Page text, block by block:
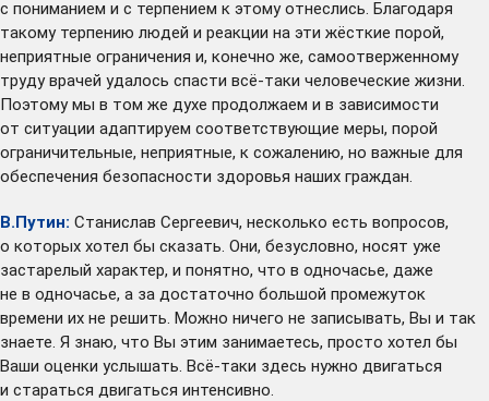
с пониманием и с терпением к этому отнеслись. Благодаря
такому терпению людей и реакции на эти жёсткие порой,
неприятные ограничения и, конечно же, самоотверженному
труду врачей удалось спасти всё-таки человеческие жизни.
Поэтому мы в том же духе продолжаем и в зависимости
от ситуации адаптируем соответствующие меры, порой
ограничительные, неприятные, к сожалению, но важные для
обеспечения безопасности здоровья наших граждан.
В.Путин: Станислав Сергеевич, несколько есть вопросов,
о которых хотел бы сказать. Они, безусловно, носят уже
застарелый характер, и понятно, что в одночасье, даже
не в одночасье, а за достаточно большой промежуток
времени их не решить. Можно ничего не записывать, Вы и так
знаете. Я знаю, что Вы этим занимаетесь, просто хотел бы
Ваши оценки услышать. Всё-таки здесь нужно двигаться
и стараться двигаться интенсивно.